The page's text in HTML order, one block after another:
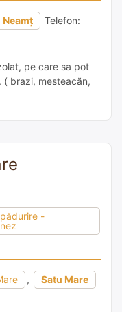
Neamț
Telefon:
pe care sa pot
brazi, mesteacăn,
-
,
Satu Mare